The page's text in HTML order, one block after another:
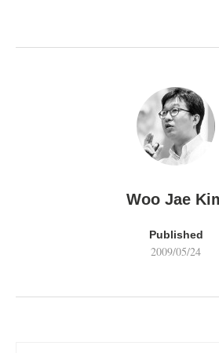
Woo Jae
Published
2009/05/24